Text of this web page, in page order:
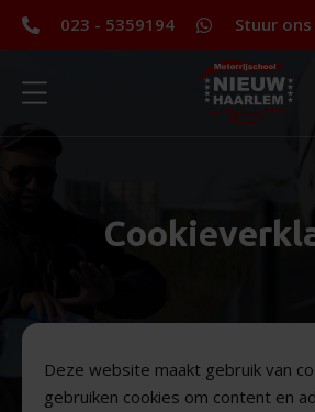
023 - 5359194 Stuur
Deze website maakt gebruik van
gebruiken cookies om content en